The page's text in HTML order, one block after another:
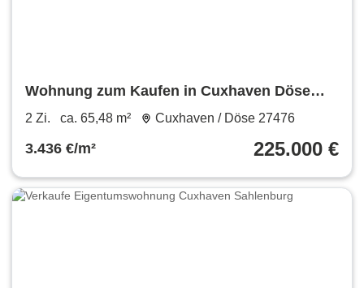
Wohnung zum Kaufen in Cuxhaven Döse
225.000 € 65.48 m²
2 Zi. ca. 65,48 m² Cuxhaven / Döse 27476
3.436 €/m² 225.000 €